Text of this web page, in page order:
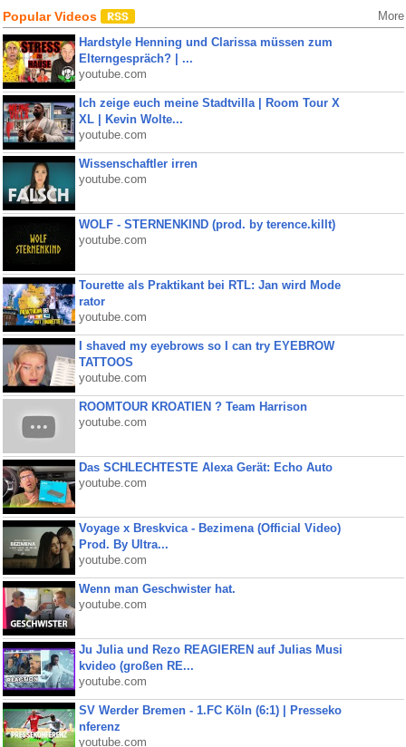
Popular Videos More
Hardstyle Henning und Clarissa müssen zum
Elterngespräch? | ...
youtube.com
Ich zeige euch meine Stadtvilla | Room Tour X
XL | Kevin Wolte...
youtube.com
Wissenschaftler irren
youtube.com
WOLF - STERNENKIND (prod. by terence.killt)
youtube.com
Tourette als Praktikant bei RTL: Jan wird Mode
rator
youtube.com
I shaved my eyebrows so I can try EYEBROW
TATTOOS
youtube.com
ROOMTOUR KROATIEN ? Team Harrison
youtube.com
Das SCHLECHTESTE Alexa Gerät: Echo Auto
youtube.com
Voyage x Breskvica - Bezimena (Official Video)
Prod. By Ultra...
youtube.com
Wenn man Geschwister hat.
youtube.com
Ju Julia und Rezo REAGIEREN auf Julias Musi
kvideo (großen RE...
youtube.com
SV Werder Bremen - 1.FC Köln (6:1) | Presseko
nferenz
youtube.com